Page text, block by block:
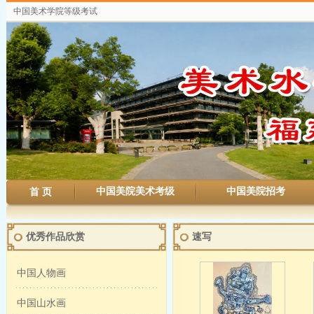
中国美术学院等级考试
首 页 中国美院美术考级 中国美院招考
优秀作品欣赏
中国人物画
中国山水画
速写